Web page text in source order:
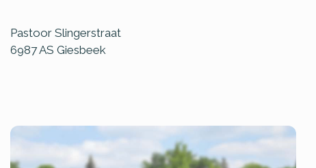
Pastoor Slingerstraat
6987 AS Giesbeek